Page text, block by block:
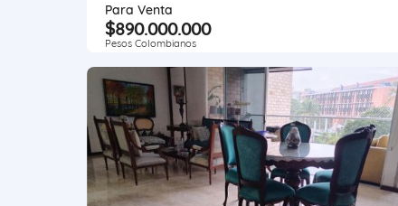
Para Venta
$890.000.000
Pesos Colombianos